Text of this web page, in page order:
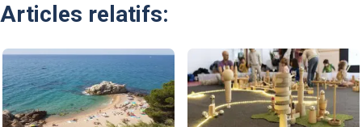
Articles relatifs: